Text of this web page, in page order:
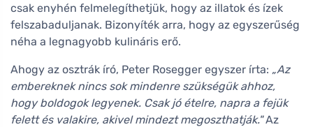
csak enyhén felmelegíthetjük, hogy az illatok és ízek
felszabaduljanak. Bizonyíték arra, hogy az egyszerűség
néha a legnagyobb kulináris erő.
Ahogy az osztrák író, Peter Rosegger egyszer írta: „Az
embereknek nincs sok mindenre szükségük ahhoz,
hogy boldogok legyenek. Csak jó ételre, napra a fejük
felett és valakire, akivel mindezt megoszthatják."Az